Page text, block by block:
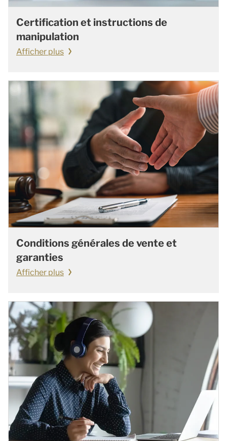
Certification et instructions de
manipulation
Afficher plus
Conditions générales de vente et
garanties
Afficher plus